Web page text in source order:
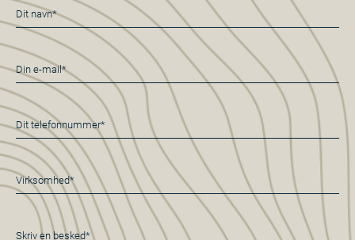
Navn
*
E-
mail
Telefon
*
Virksomhed
*
Besked